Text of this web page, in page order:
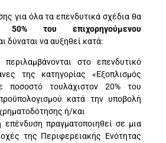
για όλα τα επενδυτικά σχέδια θα
50% του επιχορηγούμενου
δύναται να αυξηθεί κατά:
στο επενδυτικό
της κατηγορίας «Εξοπλισμός
ποσοστό τουλάχιστον 20% του
κατά την υποβολή
ή/και
πραγματοποιηθεί σε μια
της Περιφερειακής Ενότητας